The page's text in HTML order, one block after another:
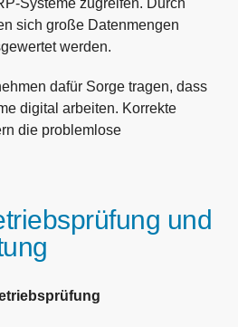
Systeme zugreifen. Durch
sich große Datenmengen
werden.
dafür Sorge tragen, dass
digital arbeiten. Korrekte
die problemlose
und